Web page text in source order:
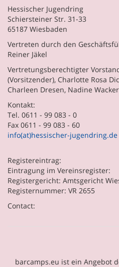
Hessischer Jugendring
Schiersteiner Str. 31-33
65187 Wiesbaden
Vertreten durch den
Reiner Jäkel
Vertretungsberechtigter
(Vorsitzender), Charlotte Rosa
Charleen Dresen, Nadine Wacker
Kontakt:
Tel. 0611 - 99 083 - 0
Fax 0611 - 99 083 - 60
info(at)hessischer-jugendring.de
Registereintrag:
Eintragung im Vereinsregister:
Registergericht: Amtsgericht
Registernummer: VR 2655
Contact:
barcamps.eu ist ein Angebot